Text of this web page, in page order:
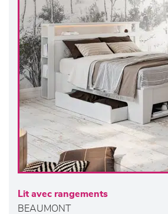
Lit avec rangements
BEAUMONT